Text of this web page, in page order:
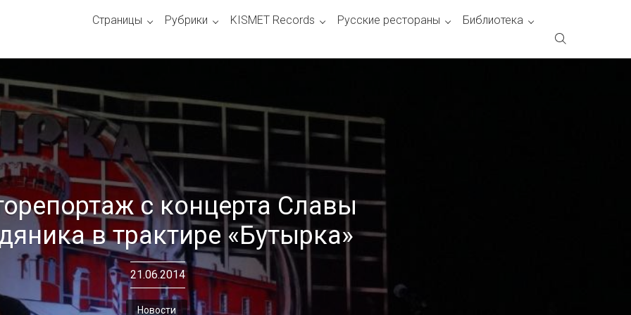
Страницы Рубрики KISMET Records Русские рестораны Библиотека
с концерта Славы
в трактире «Бутырка»
21.06.2014
Новости